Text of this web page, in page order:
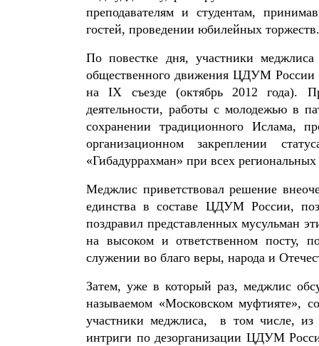
преподавателям и студентам,
гостей, проведении юбилейных торжеств.
По повестке дня, участники
общественного движения ЦДУМ России
на IX съезде (октябрь 2012 года).
деятельности, работы с молодежью в
сохранении традиционного Ислама,
организационном закреплении
«Гибадуррахман» при всех
Меджлис приветствовал решение
единства в составе ЦДУМ России,
поздравил представленных мусульман
на высоком и ответственном посту,
служении во благо веры, народа и
Затем, уже в который раз, меджлис
называемом «Московском муфтияте»,
участники меджлиса, в том числе, из
интриги по дезорганизации ЦДУМ